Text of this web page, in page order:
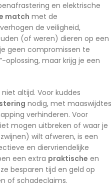
en elektrische
match met de
de veiligheid,
(of weren) dieren op een
geen compromissen te
oplossing, maar krijg je een
altijd. Voor kuddes
nodig, met maaswijdtes
verhinderen. Voor
mogen uitbreken of waar je
wilt afweren, is een
en diervriendelijke
een extra praktische en
besparen tijd en geld op
of schadeclaims.